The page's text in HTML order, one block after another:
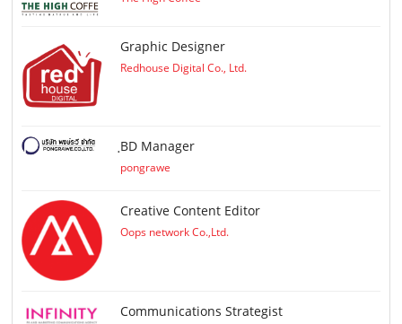
Graphic Designer
Redhouse Digital Co., Ltd.
ฺBD Manager
pongrawe
Creative Content Editor
Oops network Co.,Ltd.
Communications Strategist